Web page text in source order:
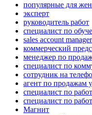
популярные для
эксперт
руководитель работ
специалист по
sales account manager
коммерческий
менеджер по
специалист по
сотрудник на
агент по продажам
специалист по
специалист по
Магнит